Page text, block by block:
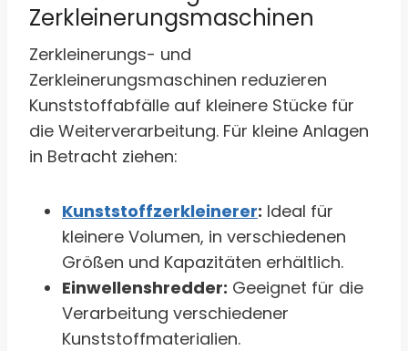
Zerkleinerungsmaschinen
Zerkleinerungs- und
Zerkleinerungsmaschinen reduzieren
Kunststoffabfälle auf kleinere Stücke für
die Weiterverarbeitung. Für kleine Anlagen
in Betracht ziehen:
Kunststoffzerkleinerer: Ideal für
kleinere Volumen, in verschiedenen
Größen und Kapazitäten erhältlich.
Einwellenshredder: Geeignet für die
Verarbeitung verschiedener
Kunststoffmaterialien.